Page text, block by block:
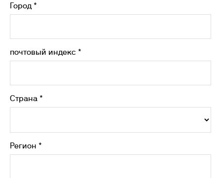
Город *
почтовый индекс *
Страна *
Регион *